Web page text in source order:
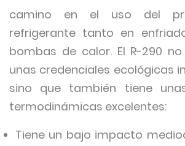
camino en el uso del
refrigerante tanto en
bombas de calor. El R-290
unas credenciales ecológicas
sino que también tiene
termodinámicas excelentes:
Tiene un bajo impacto